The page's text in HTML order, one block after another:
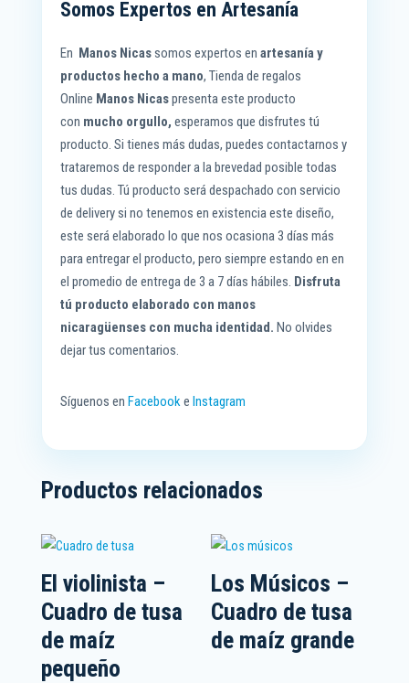
Somos Expertos en Artesanía
En Manos Nicassomos expertos en artesanía y
productos hecho a mano, Tienda de regalos
Online Manos Nicaspresenta este producto
con mucho orgullo, esperamos que disfrutes tú
producto. Si tienes más dudas, puedes contactarnos y
trataremos de responder a la brevedad posible todas
tus dudas. Tú producto será despachado con servicio
de delivery si no tenemos en existencia este diseño,
este será elaborado lo que nos ocasiona 3 días más
para entregar el producto, pero siempre estando en en
el promedio de entrega de 3 a 7 días hábiles. Disfruta
tú producto elaborado con manos
nicaragüenses con mucha identidad. No olvides
dejar tus comentarios.
Síguenos en Facebooke Instagram
Productos relacionados
El violinista –
Cuadro de tusa
de maíz
pequeño
Los Músicos –
Cuadro de tusa
de maíz grande